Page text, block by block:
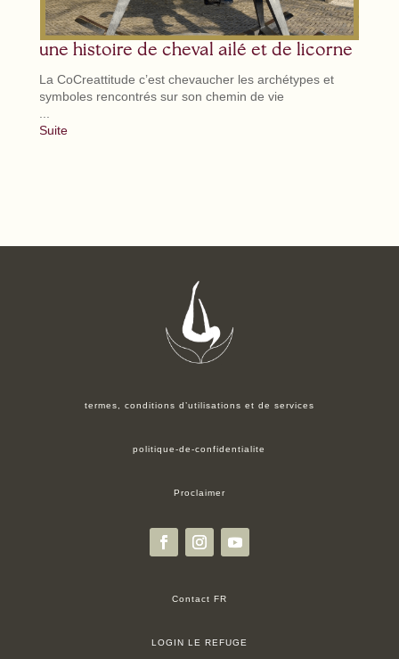
une histoire de cheval ailé et de licorne
La CoCreattitude c’est chevaucher les archétypes et
symboles rencontrés sur son chemin de vie
Suite
termes, conditions d’utilisations et de services
politique-de-confidentialite
Proclaimer
Contact FR
LOGIN LE REFUGE